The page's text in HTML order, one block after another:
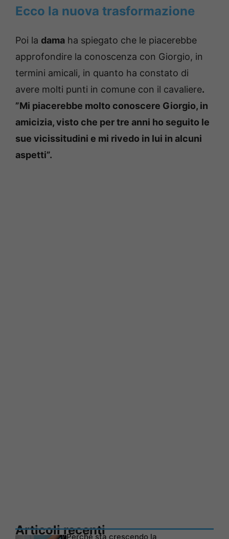
Ecco la nuova trasformazione
Poi la dama ha spiegato che le piacerebbe
approfondire la conoscenza con Giorgio, in
termini amicali, in quanto ha constato di
avere molti punti in comune con il cavaliere.
”Mi piacerebbe molto conoscere Giorgio, in
amicizia, visto che per tre anni ho seguito le
sue vicissitudini e mi rivedo in lui in alcuni
aspetti”.
Articoli recentiPerché sta crescendo la